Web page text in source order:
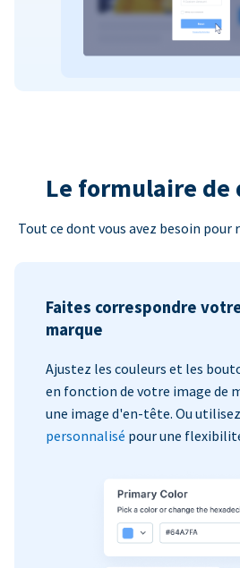
Le formulaire de
Tout ce dont vous avez besoin pour
Faites correspondre
marque
Ajustez les couleurs et les
en fonction de votre image de
une image d'en-tête. Ou utilisez
personnalisé pour une